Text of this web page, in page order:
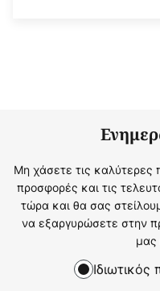
Μη χάσετε τις καλύτερες
προσφορές και τις
τώρα και θα σας
να εξαργυρώσετε στην
μας
Ιδιωτικός